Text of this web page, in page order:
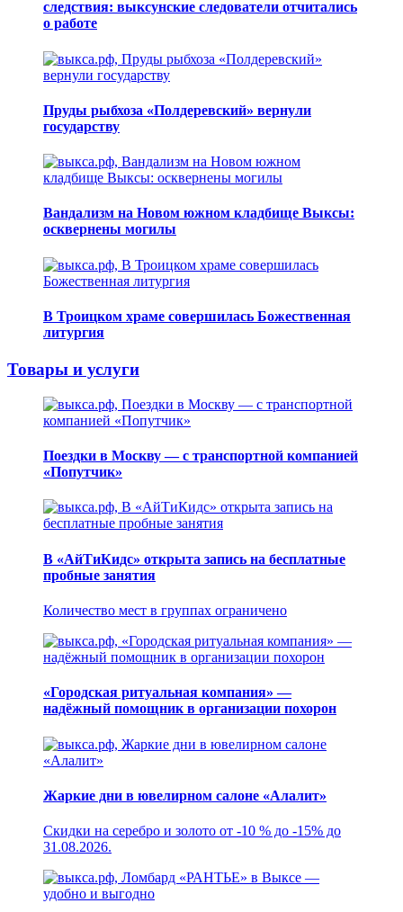
следствия: выксунские следователи отчитались
о работе
Пруды рыбхоза «Полдеревский» вернули
государству
Вандализм на Новом южном кладбище Выксы:
осквернены могилы
В Троицком храме совершилась Божественная
литургия
Товары и услуги
Поездки в Москву — с транспортной компанией
«Попутчик»
В «АйТиКидс» открыта запись на бесплатные
пробные занятия
Количество мест в группах ограничено
«Городская ритуальная компания» —
надёжный помощник в организации похорон
Жаркие дни в ювелирном салоне «Алалит»
Скидки на серебро и золото от -10 % до -15% до
31.08.2026.